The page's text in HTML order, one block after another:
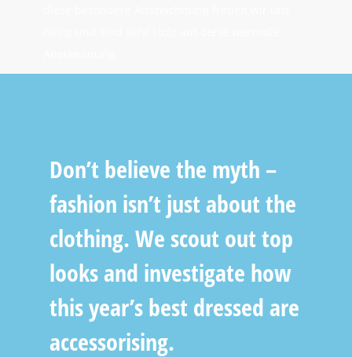
Don’t believe the myth –
fashion isn’t just about the
clothing. We scout out top
looks and investigate how
this year’s best dressed are
accessorising.